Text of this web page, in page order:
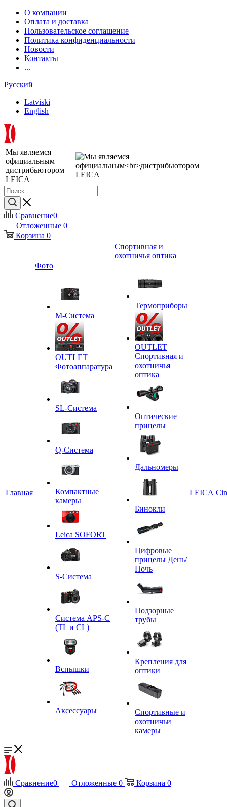
О компании
Оплата и доставка
Пользовательское соглашение
Политика конфиденциальности
Новости
Контакты
...
Русский
Latviski
English
Мы являемся
официальным
дистрибьютором
LEICA
Сравнение0
Отложенные 0
Корзина 0
Главная
Фото
M-Система
OUTLET
Фотоаппаратура
SL-Система
Q-Cистема
Компактные
камеры
Leica SOFORT
S-Система
Система APS-C
(TL и CL)
Вспышки
Аксессуары
Спортивная и
охотничья оптика
Tермоприборы
OUTLET
Спортивная и
охотничья
оптика
Оптические
прицелы
Дальномеры
Бинокли
Цифровые
прицелы День/
Ночь
Подзорные
трубы
Крепления для
оптики
Спортивные и
охотничьи
камеры
LEICA
Сравнение0 Отложенные 0 Корзина 0